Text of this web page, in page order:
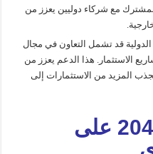
مع شركاء دوليين يعزز من
قد تشمل التعاون في مجال
الاستثمار. هذا الدعم يعزز من
المزيد من الاستثمارات إلى
تأثير رؤية عمان 2040 على